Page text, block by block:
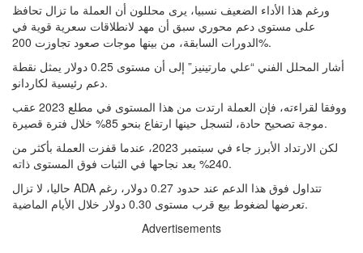
ورغم هذا الأداء الضعيف نسبيا، يرى محللون أن العملة ما تزال تحافظ
على مستوى دعم محوري سبق أن مهد لانطلاقات سعرية قوية في
الدورات السابقة، من بينها موجات صعود تجاوزت 200%.
أشار المحلل الفني “علي مارتينيز” إلى أن مستوى 0.25 دولار يمثل نقطة
دعم رئيسية لكاردانو.
ووفقا لقراءته، فإن العملة ارتدت من هذا المستوى في مطلع 2023 عقب
موجة تصحيح حادة، لتسجل حينها ارتفاع بنحو 85% خلال فترة قصيرة.
لكن الارتداد الأبرز جاء في سبتمبر 2023، عندما قفزت العملة بأكثر من
240% بعد نجاحها في الثبات فوق المستوى ذاته.
حاليا، لا تزال ADA تتداول فوق هذا الدعم عند حدود 0.27 دولار، رغم
تعرضها لضغوط بيع قرب مستوى 0.30 دولار خلال الأيام الماضية.
Advertisements